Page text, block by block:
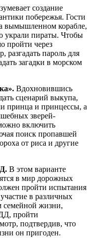
создание
побережья. Гости
вымышленном корабле,
украли пираты. Чтобы
пройти через
разгадать пароль для
загадки в морском
Вдохновившись
сценарий выкупа,
принца и принцессы, а
зверей-
включить
поиск пропавшей
от риса и другие
В этом варианте
в мир дорожных
пройти испытания
в различных
семейной жизни,
пройти
подтвердив, что
он пригоден.